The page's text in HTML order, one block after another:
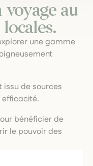
au
une gamme
de sources
bénéficier de
le pouvoir des